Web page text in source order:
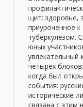
щит: здоровье,
приуроченное
туберкулёзом.
юных
увлекательный
четырёх
когда был
события:
исторические
связана с этим